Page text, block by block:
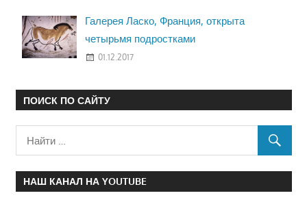
Галерея Ласко, Франция, открыта
четырьмя подростками
01.12.2017
ПОИСК ПО САЙТУ
НАШ КАНАЛ НА YOUTUBE